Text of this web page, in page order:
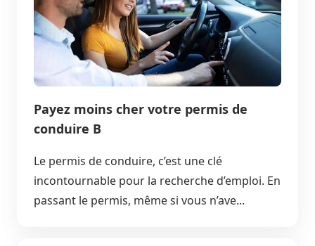
Payez moins cher votre permis de
conduire B
Le permis de conduire, c’est une clé
incontournable pour la recherche d’emploi. En
passant le permis, même si vous n’ave...